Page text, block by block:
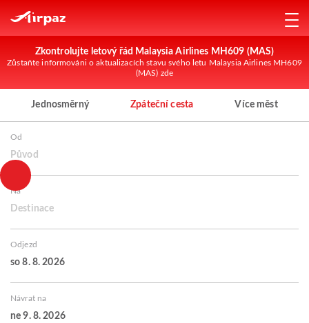
Zkontrolujte letový řád Malaysia Airlines MH609 (MAS)
Zůstaňte informováni o aktualizacích stavu svého letu Malaysia Airlines MH609
(MAS) zde
Jednosměrný Zpáteční cesta Více měst
Od
Původ
Na
Destinace
Odjezd
so 8. 8. 2026
Návrat na
ne 9. 8. 2026